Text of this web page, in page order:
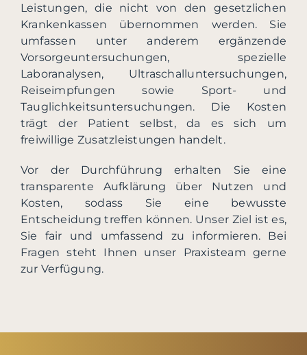
Leistungen, die nicht von den gesetzlichen
Krankenkassen übernommen werden. Sie
umfassen unter anderem ergänzende
Vorsorgeuntersuchungen, spezielle
Laboranalysen, Ultraschalluntersuchungen,
Reiseimpfungen sowie Sport- und
Tauglichkeitsuntersuchungen. Die Kosten
trägt der Patient selbst, da es sich um
freiwillige Zusatzleistungen handelt.
Vor der Durchführung erhalten Sie eine
transparente Aufklärung über Nutzen und
Kosten, sodass Sie eine bewusste
Entscheidung treffen können. Unser Ziel ist es,
Sie fair und umfassend zu informieren. Bei
Fragen steht Ihnen unser Praxisteam gerne
zur Verfügung.